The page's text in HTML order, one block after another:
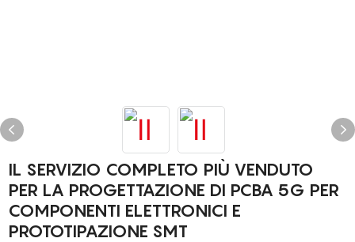
IL SERVIZIO COMPLETO PIÙ VENDUTO
PER LA PROGETTAZIONE DI PCBA 5G PER
COMPONENTI ELETTRONICI E
PROTOTIPAZIONE SMT